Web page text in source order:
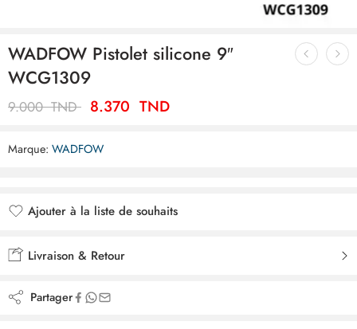
WADFOW Pistolet silicone 9″
WCG1309
9.000TND 8.370 TND
Marque: WADFOW
Ajouter à la liste de souhaits
Livraison & Retour
Partager